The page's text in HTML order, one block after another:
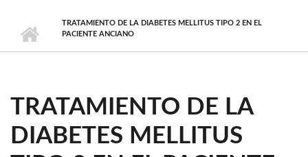
TRATAMIENTO DE LA DIABETES MELLITUS TIPO 2 EN EL
PACIENTE ANCIANO
TRATAMIENTO DE LA
DIABETES MELLITUS